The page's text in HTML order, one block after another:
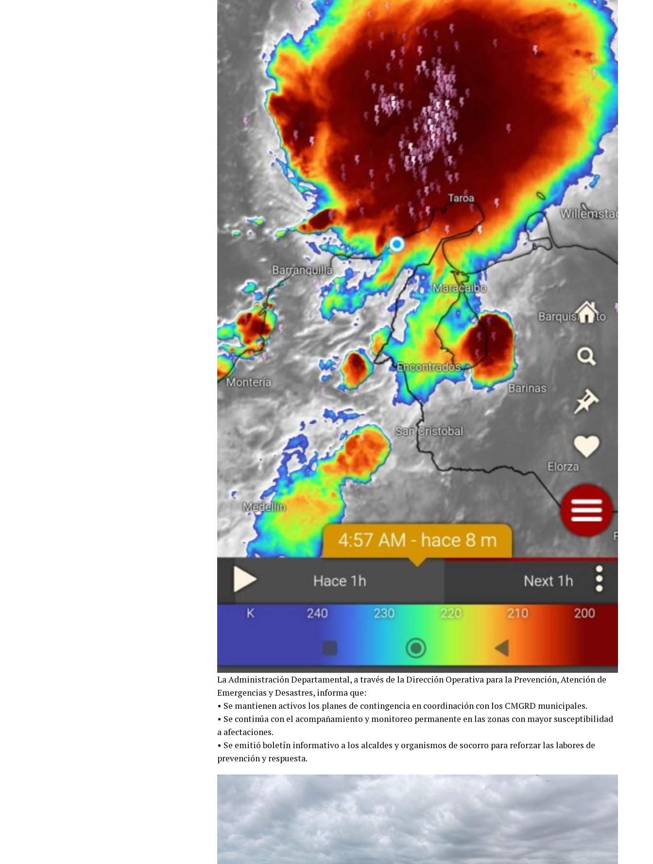
La Administración Departamental, a través de la Dirección Operativa para la Prevención, Atención de
Emergencias y Desastres, informa que:
• Se mantienen activos los planes de contingencia en coordinación con los CMGRD municipales.
• Se continúa con el acompañamiento y monitoreo permanente en las zonas con mayor susceptibilidad
a afectaciones.
• Se emitió boletín informativo a los alcaldes y organismos de socorro para reforzar las labores de
prevención y respuesta.